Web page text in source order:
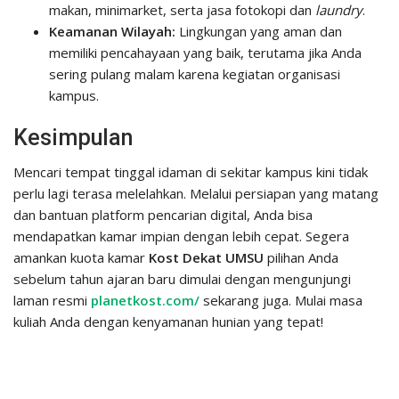
makan, minimarket, serta jasa fotokopi dan laundry.
Keamanan Wilayah: Lingkungan yang aman dan
memiliki pencahayaan yang baik, terutama jika Anda
sering pulang malam karena kegiatan organisasi
kampus.
Kesimpulan
Mencari tempat tinggal idaman di sekitar kampus kini tidak
perlu lagi terasa melelahkan. Melalui persiapan yang matang
dan bantuan platform pencarian digital, Anda bisa
mendapatkan kamar impian dengan lebih cepat. Segera
amankan kuota kamar Kost Dekat UMSU pilihan Anda
sebelum tahun ajaran baru dimulai dengan mengunjungi
laman resmi planetkost.com/ sekarang juga. Mulai masa
kuliah Anda dengan kenyamanan hunian yang tepat!